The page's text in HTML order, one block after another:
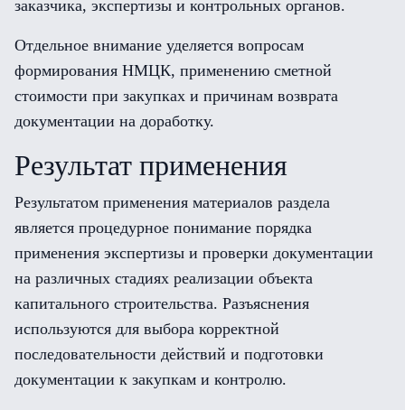
заказчика, экспертизы и контрольных органов.
Отдельное внимание уделяется вопросам
формирования НМЦК, применению сметной
стоимости при закупках и причинам возврата
документации на доработку.
Результат применения
Результатом применения материалов раздела
является процедурное понимание порядка
применения экспертизы и проверки документации
на различных стадиях реализации объекта
капитального строительства. Разъяснения
используются для выбора корректной
последовательности действий и подготовки
документации к закупкам и контролю.